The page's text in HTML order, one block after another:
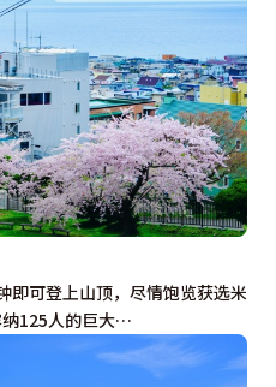
即可登上山顶，尽情饱览获选米
纳125人的巨大…